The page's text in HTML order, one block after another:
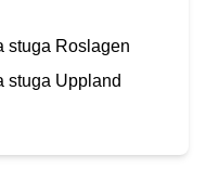
stuga Roslagen
stuga Uppland